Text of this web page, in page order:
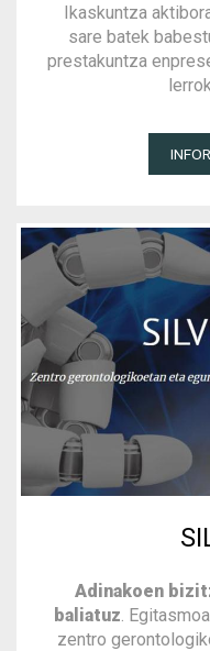
Ikaskuntza
sare batek
prestakuntza
Adinakoen
baliatuz .
zentro